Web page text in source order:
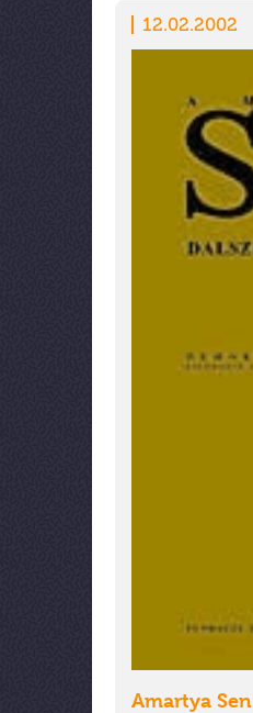
12.02.2002
Amartya Sen